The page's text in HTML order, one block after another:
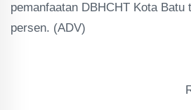
pemanfaatan DBHCHT Kota Batu
persen. (ADV)